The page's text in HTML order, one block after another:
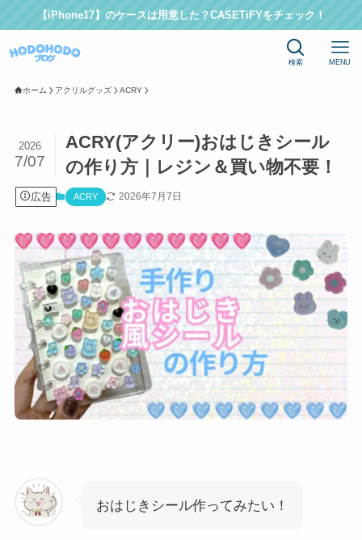
【iPhone17】のケースは用意した？CASETiFYをチェック！
検索 MENU
ホーム アクリルグッズ ACRY
ACRY(アクリー)おはじきシール
の作り方｜レジン＆買い物不要！
2026
7/07
広告 ACRY 2026年7月7日
おはじきシール作ってみたい！